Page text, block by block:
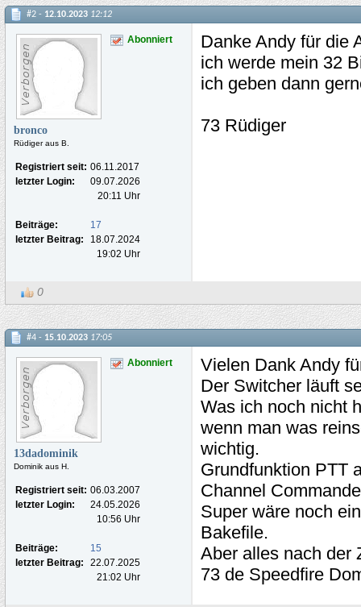
#2 - 12.10.2023 12:12
Abonniert
bronco
Rüdiger aus B.
Registriert seit: 06.11.2017
letzter Login:
09.07.2026
20:11 Uhr
Beiträge:
17
letzter Beitrag:
18.07.2024
19:02 Uhr
Danke Andy für die
ich werde mein 32
ich geben dann
73 Rüdiger
0
#4 - 15.10.2023 17:05
Abonniert
13dadominik
Dominik aus H.
Registriert seit: 06.03.2007
letzter Login:
24.05.2026
10:56 Uhr
Beiträge:
15
letzter Beitrag:
22.07.2025
21:02 Uhr
Vielen Dank Andy
Der Switcher läuft
Was ich noch nicht
wenn man was
wichtig.
Grundfunktion PTT
Channel
Super wäre noch
Bakefile.
Aber alles nach der
73 de Speedfire